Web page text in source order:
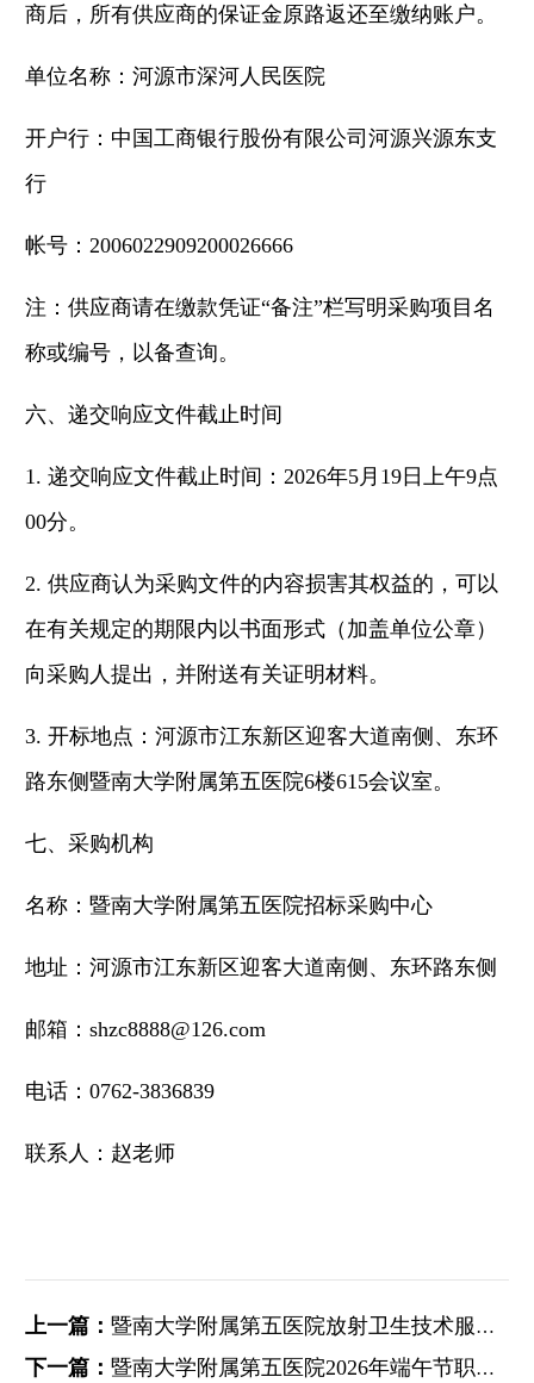
商后，所有供应商的保证金原路返还至缴纳账户。
单位名称：河源市深河人民医院
开户行：中国工商银行股份有限公司河源兴源东支
行
帐号：2006022909200026666
注：供应商请在缴款凭证“备注”栏写明采购项目名
称或编号，以备查询。
六、 递交响应文件截止时间
1. 递交响应文件截止时间：2026年5月19日上午9点
00分。
2. 供应商认为采购文件的内容损害其权益的，可以
在有关规定的期限内以书面形式（加盖单位公章）
向采购人提出，并附送有关证明材料。
3. 开标地点：河源市江东新区迎客大道南侧、东环
路东侧暨南大学附属第五医院6楼615会议室。
七、采购机构
名称：暨南大学附属第五医院招标采购中心
地址：河源市江东新区迎客大道南侧、东环路东侧
邮箱：shzc8888@126.com
电话：0762-3836839
联系人：赵老师
上一篇： 暨南大学附属第五医院放射卫生技术服务项目
下一篇： 暨南大学附属第五医院2026年端午节职工慰问品